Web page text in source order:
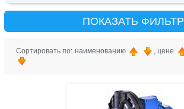
ПОКАЗАТЬ ФИЛЬТР
Сортировать по: наименованию , цене